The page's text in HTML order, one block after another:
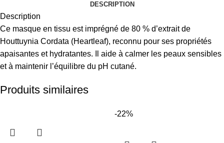
DESCRIPTION
Description
Ce masque en tissu est imprégné de 80 % d’extrait de
Houttuynia Cordata (Heartleaf), reconnu pour ses propriétés
apaisantes et hydratantes. Il aide à calmer les peaux sensibles
et à maintenir l’équilibre du pH cutané.
Produits similaires
-22%